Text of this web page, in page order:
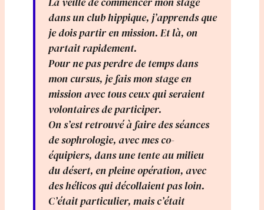
dans un club hippique, j’apprends que
je dois partir en mission. Et là, on
partait rapidement.
Pour ne pas perdre de temps dans
mon cursus, je fais mon stage en
mission avec tous ceux qui seraient
volontaires de participer.
On s’est retrouvé à faire des séances
de sophrologie, avec mes co-
équipiers, dans une tente au milieu
du désert, en pleine opération, avec
des hélicos qui décollaient pas loin.
C’était particulier, mais c’était